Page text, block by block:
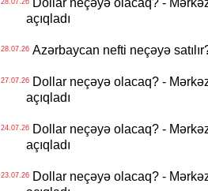
28.07.26
açıqladı
28.07.26Azərbaycan nefti neçəyə
27.07.26Dollar neçəyə olacaq? -
açıqladı
24.07.26Dollar neçəyə olacaq? -
açıqladı
23.07.26Dollar neçəyə olacaq? -